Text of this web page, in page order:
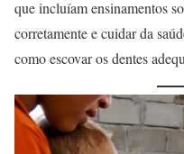
que incluíam ensinamentos
corretamente e cuidar da
como escovar os dentes